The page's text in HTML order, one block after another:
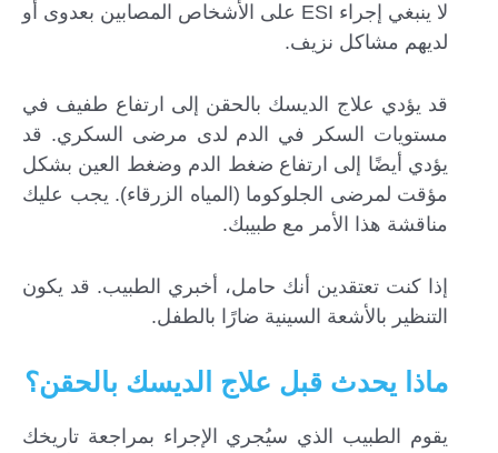
لا ينبغي إجراء ESI على الأشخاص المصابين بعدوى أو
لديهم مشاكل نزيف.
قد يؤدي علاج الديسك بالحقن إلى ارتفاع طفيف في
مستويات السكر في الدم لدى مرضى السكري. قد
يؤدي أيضًا إلى ارتفاع ضغط الدم وضغط العين بشكل
مؤقت لمرضى الجلوكوما (المياه الزرقاء). يجب عليك
مناقشة هذا الأمر مع طبيبك.
إذا كنت تعتقدين أنك حامل، أخبري الطبيب. قد يكون
التنظير بالأشعة السينية ضارًا بالطفل.
ماذا يحدث قبل علاج الديسك بالحقن؟
يقوم الطبيب الذي سيُجري الإجراء بمراجعة تاريخك